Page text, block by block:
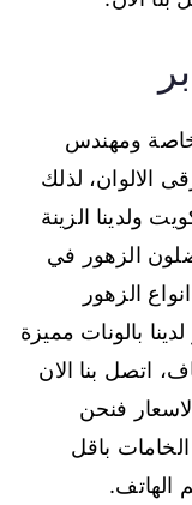
خاصة ومهندس
الالوان، لذلك
ولدينا الزينة
الزهور في
الزهور
بالونات مميزة
اتصل بنا الان
فنحن
باقل
الهاتف.